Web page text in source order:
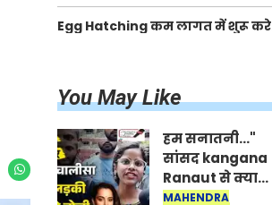
खाद गट्टों में बदलकर टेक्निकल ग्रेड में
बेचने वालों पर करवाई कार्रवाई:
Egg Hatching कम लागत में शुरू करे
You May Like
हम सनातनी..."
सांसद kangana
Ranaut से क्या
बोली लड़की? Viral
MAHENDRA